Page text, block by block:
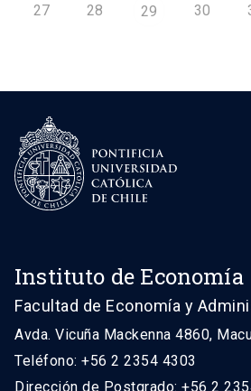
27 28 29 30
Instituto de Economía
Facultad de Economía y
Avda. Vicuña Mackenna 4860,
Teléfono: +56 2 2354 4303
Dirección de Postgrado: +56 2